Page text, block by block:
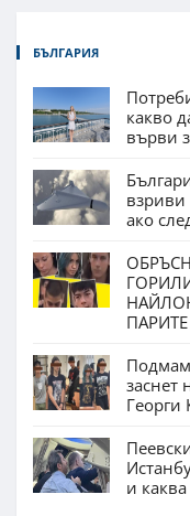
БЪЛГАРИЯ
какво
върви
взриви
ако
заснет
Георги
и